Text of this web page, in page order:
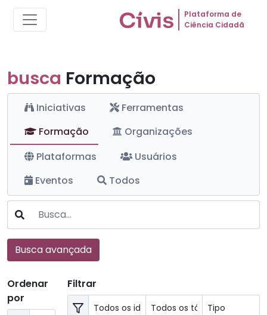
Plataforma de
Ciência Cidadã
busca Formação
Iniciativas
Ferramentas
Formação
Organizações
Plataformas
Usuários
Eventos
Todos
Busca avançada
Ordenar
por
Filtrar